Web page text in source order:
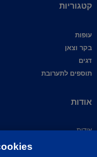
קטגוריות
עופות
בקר וצאן
דגים
תוספים לתערובת
אודות
אודות